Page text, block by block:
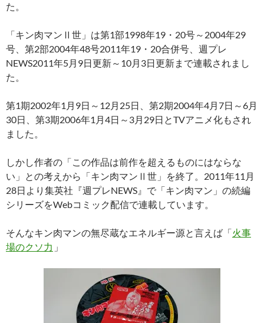
た。
「キン肉マンⅡ世」は第1部1998年19・20号～2004年29
号、第2部2004年48号2011年19・20合併号、週プレ
NEWS2011年5月9日更新～10月3日更新まで連載されまし
た。
第1期2002年1月9日～12月25日、第2期2004年4月7日～6月
30日、第3期2006年1月4日～3月29日とTVアニメ化もされ
ました。
しかし作者の「この作品は前作を超えるものにはならな
い」との考えから「キン肉マンⅡ世」を終了。2011年11月
28日より集英社『週プレNEWS』で「キン肉マン」の続編
シリーズをWebコミック配信で連載しています。
そんなキン肉マンの無尽蔵なエネルギー源と言えば「火事
場のクソ力 」